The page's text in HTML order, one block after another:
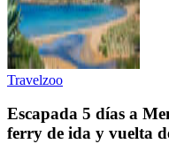
Travelzoo
Escapada 5 días a
ferry de ida y vuelta